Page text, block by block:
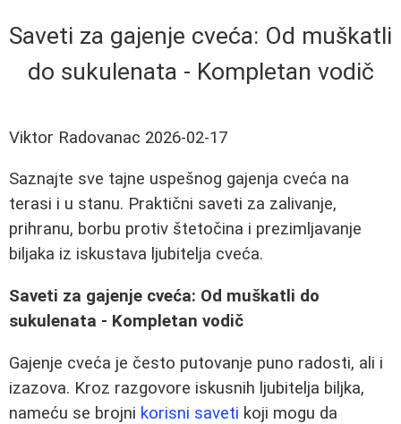
Saveti za gajenje cveća: Od muškatli
do sukulenata - Kompletan vodič
Viktor Radovanac 2026-02-17
Saznajte sve tajne uspešnog gajenja cveća na
terasi i u stanu. Praktični saveti za zalivanje,
prihranu, borbu protiv štetočina i prezimljavanje
biljaka iz iskustava ljubitelja cveća.
Saveti za gajenje cveća: Od muškatli do
sukulenata - Kompletan vodič
Gajenje cveća je često putovanje puno radosti, ali i
izazova. Kroz razgovore iskusnih ljubitelja biljka,
nameću se brojni korisni saveti koji mogu da